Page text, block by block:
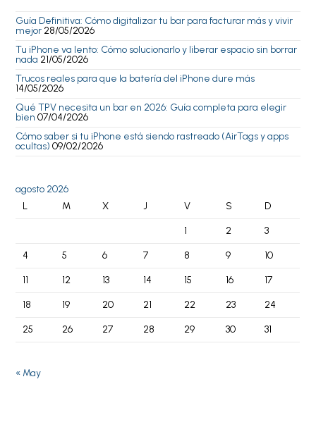
Guía Definitiva: Cómo digitalizar tu bar para facturar más y vivir
mejor 28/05/2026
Tu iPhone va lento: Cómo solucionarlo y liberar espacio sin borrar
nada 21/05/2026
Trucos reales para que la batería del iPhone dure más
14/05/2026
Qué TPV necesita un bar en 2026: Guía completa para elegir
bien 07/04/2026
Cómo saber si tu iPhone está siendo rastreado (AirTags y apps
ocultas) 09/02/2026
agosto 2026
L
M X J V S D
1 2 3
4 5 6 7 8 9 10
11 12 13 14 15 16 17
18 19 20 21 22 23 24
25 26 27 28 29 30 31
« May